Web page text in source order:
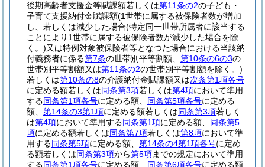
後期高齢者支援金等賦課額若しくは第11条の2の子ども・
子育て支援納付金賦課額(1世帯に属する被保険者数が増加
し、若しくは減少した場合(特定同一世帯所属者に該当する
ことにより1世帯に属する被保険者数が減少した場合を除
く。)又は特例対象被保険者等となつた場合における当該納
付義務者に係る第7条の世帯別平等割額、 第10条の6の3の
世帯別平等割額又は第11条の2の世帯別平等割額を除く。)
若しくは第10条の8の介護納付金賦課額又は次条第1項各号
に定める額若しくは同条第3項若しくは第4項において準用
する同条第1項各号に定める額、 同条第5項各号に定める
額、 第14条の3第1項に定める額若しくは同条第3項若しく
は第4項において準用する同条第1項に定める額、 同条第5
項に定める額若しくは同条第7項若しくは第8項において準
用する同条第5項に定める額、 第14条の4第1項各号に定め
る額若しくは同条第3項から第5項までの規定において準用
する同条第1項各号に定める額、 同条第6項各号に定める額